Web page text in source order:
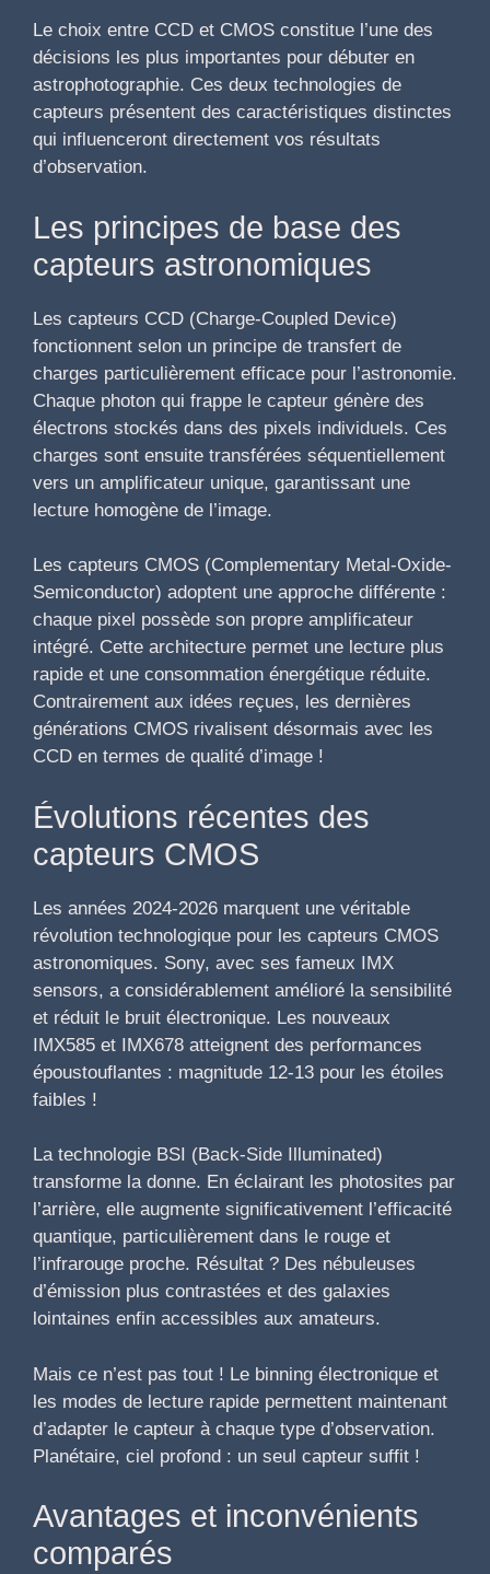
Le choix entre CCD et CMOS constitue l’une des
décisions les plus importantes pour débuter en
astrophotographie. Ces deux technologies de
capteurs présentent des caractéristiques distinctes
qui influenceront directement vos résultats
d’observation.
Les principes de base des
capteurs astronomiques
Les capteurs CCD (Charge-Coupled Device)
fonctionnent selon un principe de transfert de
charges particulièrement efficace pour l’astronomie.
Chaque photon qui frappe le capteur génère des
électrons stockés dans des pixels individuels. Ces
charges sont ensuite transférées séquentiellement
vers un amplificateur unique, garantissant une
lecture homogène de l’image.
Les capteurs CMOS (Complementary Metal-Oxide-
Semiconductor) adoptent une approche différente :
chaque pixel possède son propre amplificateur
intégré. Cette architecture permet une lecture plus
rapide et une consommation énergétique réduite.
Contrairement aux idées reçues, les dernières
générations CMOS rivalisent désormais avec les
CCD en termes de qualité d’image !
Évolutions récentes des
capteurs CMOS
Les années 2024-2026 marquent une véritable
révolution technologique pour les capteurs CMOS
astronomiques. Sony, avec ses fameux IMX
sensors, a considérablement amélioré la sensibilité
et réduit le bruit électronique. Les nouveaux
IMX585 et IMX678 atteignent des performances
époustouflantes : magnitude 12-13 pour les étoiles
faibles !
La technologie BSI (Back-Side Illuminated)
transforme la donne. En éclairant les photosites par
l’arrière, elle augmente significativement l’efficacité
quantique, particulièrement dans le rouge et
l’infrarouge proche. Résultat ? Des nébuleuses
d’émission plus contrastées et des galaxies
lointaines enfin accessibles aux amateurs.
Mais ce n’est pas tout ! Le binning électronique et
les modes de lecture rapide permettent maintenant
d’adapter le capteur à chaque type d’observation.
Planétaire, ciel profond : un seul capteur suffit !
Avantages et inconvénients
comparés